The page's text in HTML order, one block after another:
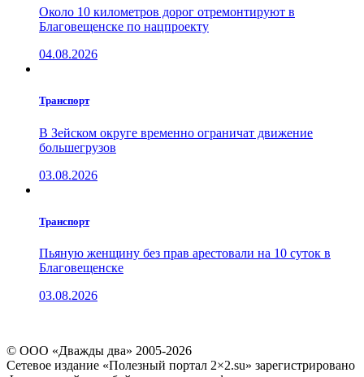
Около 10 километров дорог отремонтируют в
Благовещенске по нацпроекту
04.08.2026
Транспорт
В Зейском округе временно ограничат движение
большегрузов
03.08.2026
Транспорт
Пьяную женщину без прав арестовали на 10 суток в
Благовещенске
03.08.2026
© ООО «Дважды два» 2005-2026
Сетевое издание «Полезный портал 2×2.su» зарегистрировано